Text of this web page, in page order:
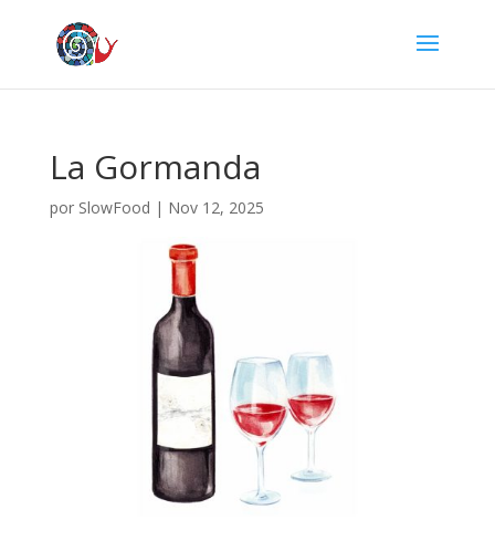
La Gormanda
por SlowFood | Nov 12, 2025